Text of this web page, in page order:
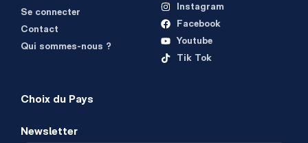
Se connecter
Contact
Qui sommes-nous ?
Instagram
Facebook
Youtube
Tik Tok
Choix du Pays
Newsletter